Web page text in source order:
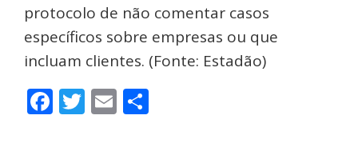
protocolo de não comentar casos
específicos sobre empresas ou que
incluam clientes. (Fonte: Estadão)
Facebook
Twitter
Email